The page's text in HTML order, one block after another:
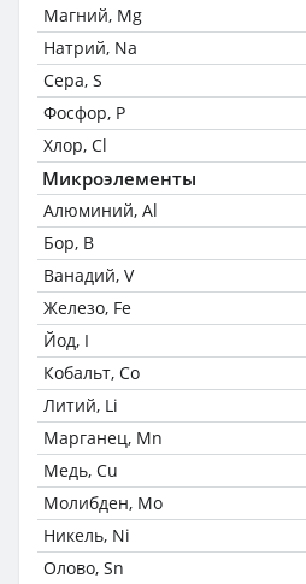
Магний, Mg
Натрий, Na
Сера, S
Фосфор, P
Хлор, Cl
Микроэлементы
Алюминий, Al
Бор, B
Ванадий, V
Железо, Fe
Йод, I
Кобальт, Co
Литий, Li
Марганец, Mn
Медь, Cu
Молибден, Mo
Никель, Ni
Олово, Sn